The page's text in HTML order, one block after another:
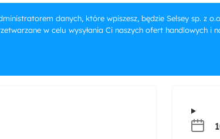
danych, które wpiszesz, będzie Selsey sp. z
w celu wysyłania Ci naszych ofert handlowych i